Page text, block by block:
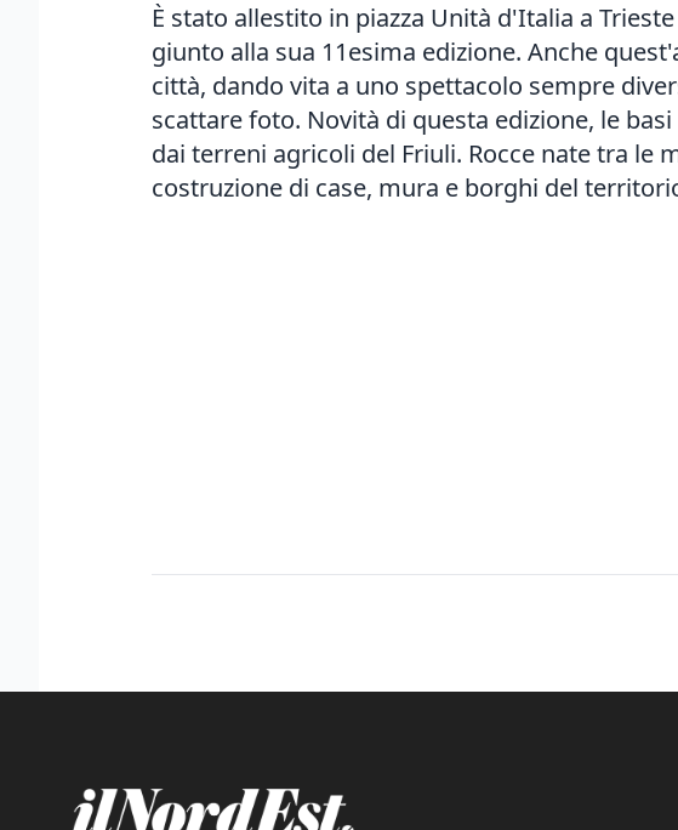
È stato allestito in piazza Unità d'Italia a
giunto alla sua 11esima edizione. Anche
città, dando vita a uno spettacolo sempre
scattare foto. Novità di questa edizione, le
dai terreni agricoli del Friuli. Rocce nate tra le
costruzione di case, mura e borghi del